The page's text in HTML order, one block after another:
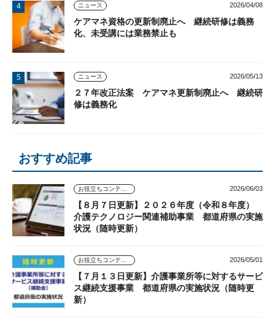
ニュース 2026/04/08
ケアマネ資格の更新制廃止へ 継続研修は義務
化、未受講には業務禁止も
ニュース 2026/05/13
２７年改正法案 ケアマネ更新制廃止へ 継続研
修は義務化
おすすめ記事
2026/06/03
【８月７日更新】２０２６年度（令和８年度）
介護テクノロジー関連補助事業 都道府県の実施
状況（随時更新）
2026/05/01
【７月１３日更新】介護事業所等に対するサービ
ス継続支援事業 都道府県の実施状況（随時更
新）